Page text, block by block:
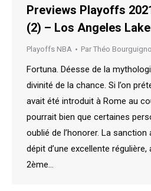
Previews Playoffs
(2) – Los Angeles
Playoffs NBA Par Théo
Fortuna. Déesse de la
divinité de la chance. Si l’on
avait été introduit à Rome au
pourrait bien que certaines
oublié de l’honorer. La
dépit d’une excellente régulière,
2ème…